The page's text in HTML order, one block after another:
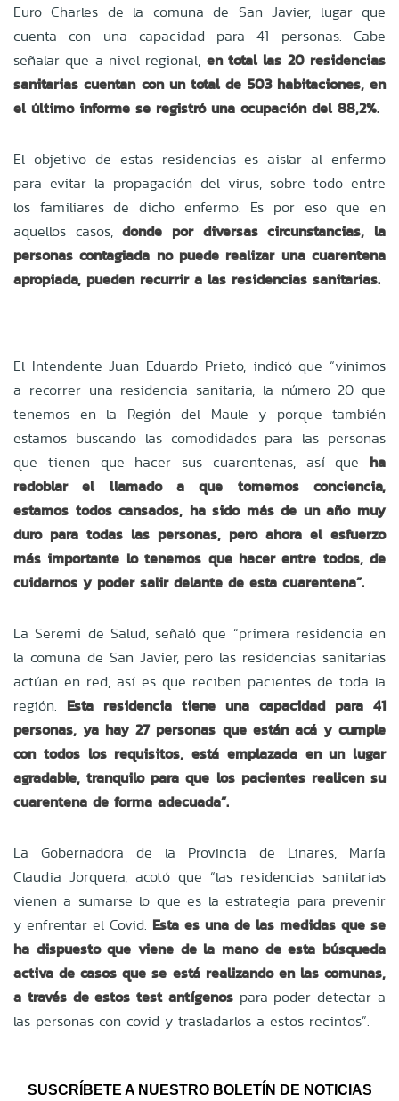
Euro Charles de la comuna de San Javier, lugar que
cuenta con una capacidad para 41 personas. Cabe
señalar que a nivel regional, en total las 20 residencias
sanitarias cuentan con un total de 503 habitaciones, en
el último informe se registró una ocupación del 88,2%.
El objetivo de estas residencias es aislar al enfermo
para evitar la propagación del virus, sobre todo entre
los familiares de dicho enfermo. Es por eso que en
aquellos casos,donde por diversas circunstancias, la
personas contagiada no puede realizar una cuarentena
apropiada, pueden recurrir a las residencias sanitarias.
El Intendente Juan Eduardo Prieto, indicó que “vinimos
a recorrer una residencia sanitaria, la número 20 que
tenemos en la Región del Maule y porque también
estamos buscando las comodidades para las personas
que tienen que hacer sus cuarentenas, así que ha
redoblar el llamado a que tomemos conciencia,
estamos todos cansados, ha sido más de un año muy
duro para todas las personas, pero ahora el esfuerzo
más importante lo tenemos que hacer entre todos, de
cuidarnos y poder salir delante de esta cuarentena”.
La Seremi de Salud, señaló que “primera residencia en
la comuna de San Javier, pero las residencias sanitarias
actúan en red, así es que reciben pacientes de toda la
región. Esta residencia tiene una capacidad para 41
personas, ya hay 27 personas que están acá y cumple
con todos los requisitos, está emplazada en un lugar
agradable, tranquilo para que los pacientes realicen su
cuarentena de forma adecuada”.
La Gobernadora de la Provincia de Linares, María
Claudia Jorquera, acotó que “las residencias sanitarias
vienen a sumarse lo que es la estrategia para prevenir
y enfrentar el Covid. Esta es una de las medidas que se
ha dispuesto que viene de la mano de esta búsqueda
activa de casos que se está realizando en las comunas,
a través de estos test antígenospara poder detectar a
las personas con covid y trasladarlos a estos recintos”.
SUSCRÍBETE A NUESTRO BOLETÍN DE NOTICIAS